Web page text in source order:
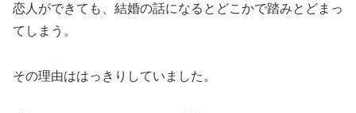
恋人ができても、結婚の話になるとどこかで踏みとどまっ
てしまう。
その理由ははっきりしていました。